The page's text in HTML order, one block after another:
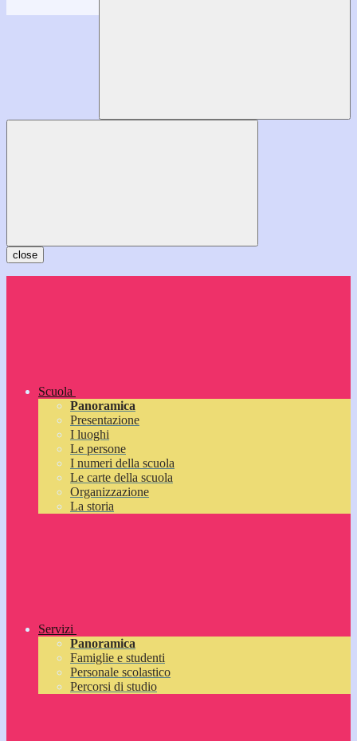
close
Scuola
Panoramica
Presentazione
I luoghi
Le persone
I numeri della scuola
Le carte della scuola
Organizzazione
La storia
Servizi
Panoramica
Famiglie e studenti
Personale scolastico
Percorsi di studio